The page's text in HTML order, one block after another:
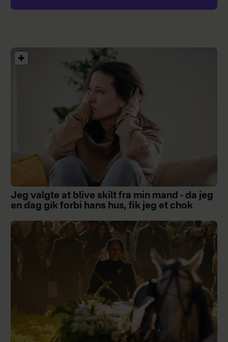
Jeg valgte at blive skilt fra min mand - da jeg
en dag gik forbi hans hus, fik jeg et chok